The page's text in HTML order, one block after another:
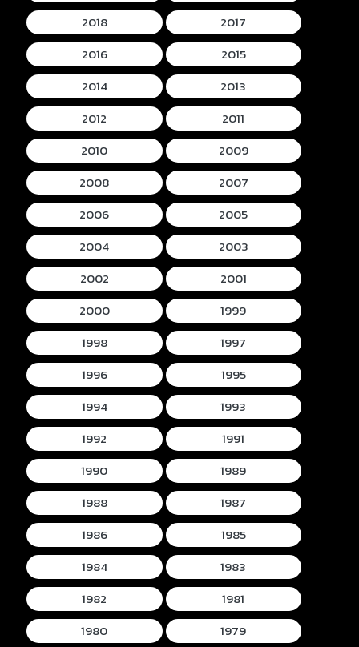
2018
2017
2016
2015
2014
2013
2012
2011
2010
2009
2008
2007
2006
2005
2004
2003
2002
2001
2000
1999
1998
1997
1996
1995
1994
1993
1992
1991
1990
1989
1988
1987
1986
1985
1984
1983
1982
1981
1980
1979